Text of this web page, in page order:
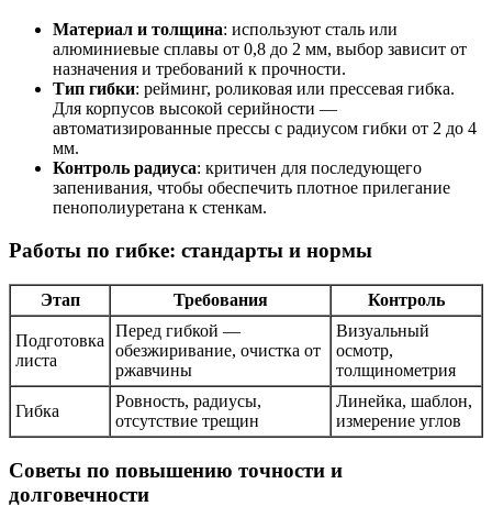
Материал и толщина: используют сталь или
алюминиевые сплавы от 0,8 до 2 мм, выбор зависит от
назначения и требований к прочности.
Тип гибки: рейминг, роликовая или прессевая гибка.
Для корпусов высокой серийности —
автоматизированные прессы с радиусом гибки от 2 до 4
мм.
Контроль радиуса: критичен для последующего
запенивания, чтобы обеспечить плотное прилегание
пенополиуретана к стенкам.
Работы по гибке: стандарты и нормы
Этап Требования Контроль
Подготовка
листа
Перед гибкой —
обезжиривание, очистка от
ржавчины
Визуальный
осмотр,
толщинометрия
Гибка
Ровность, радиусы,
отсутствие трещин
Линейка, шаблон,
измерение углов
Советы по повышению точности и
долговечности